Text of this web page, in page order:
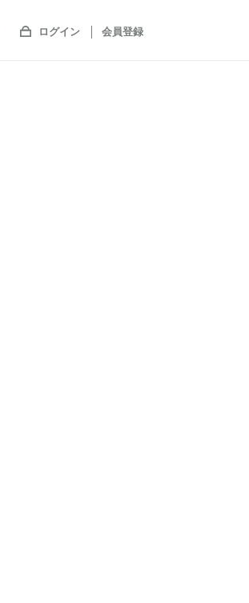
ログイン 会員登録